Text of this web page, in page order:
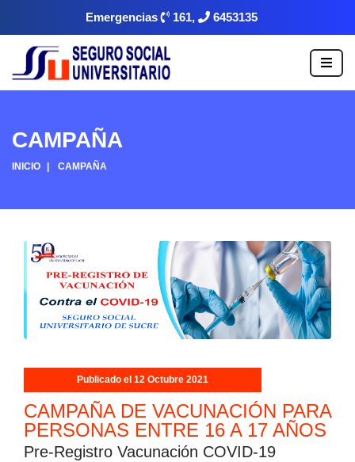
Emergencias 161, 6453135
CAMPAÑA
INICIO CAMPAÑA
Publicado el 12 Octubre 2021
CAMPAÑA DE VACUNACIÓN PARA
PERSONAS ENTRE 16 A 17 AÑOS
Pre-Registro Vacunación COVID-19